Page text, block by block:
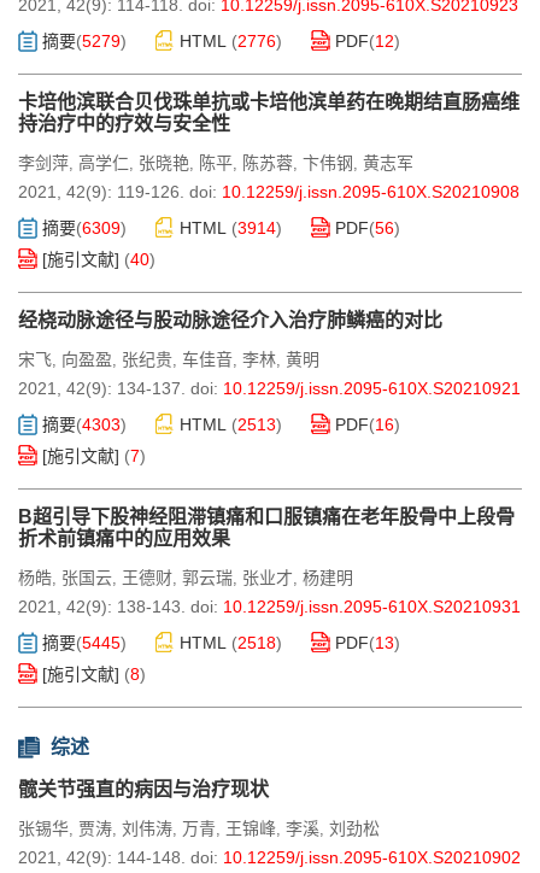
2021, 42(9): 114-118. doi: 10.12259/j.issn.2095-610X.S20210923
摘要(5279) HTML (2776) PDF(12)
卡培他滨联合贝伐珠单抗或卡培他滨单药在晚期结直肠癌维
持治疗中的疗效与安全性
李剑萍, 高学仁, 张晓艳, 陈平, 陈苏蓉, 卞伟钢 , 黄志军
2021, 42(9): 119-126. doi: 10.12259/j.issn.2095-610X.S20210908
摘要(6309) HTML (3914) PDF(56)
[施引文献] (40)
经桡动脉途径与股动脉途径介入治疗肺鳞癌的对比
宋飞, 向盈盈, 张纪贵, 车佳音, 李林, 黄明
2021, 42(9): 134-137. doi: 10.12259/j.issn.2095-610X.S20210921
摘要(4303) HTML (2513) PDF(16)
[施引文献] (7)
B超引导下股神经阻滞镇痛和口服镇痛在老年股骨中上段骨
折术前镇痛中的应用效果
杨皓, 张国云, 王德财, 郭云瑞, 张业才, 杨建明
2021, 42(9): 138-143. doi: 10.12259/j.issn.2095-610X.S20210931
摘要(5445) HTML (2518) PDF(13)
[施引文献] (8)
综述
髋关节强直的病因与治疗现状
张锡华, 贾涛, 刘伟涛, 万青, 王锦峰, 李溪, 刘劲松
2021, 42(9): 144-148. doi: 10.12259/j.issn.2095-610X.S20210902